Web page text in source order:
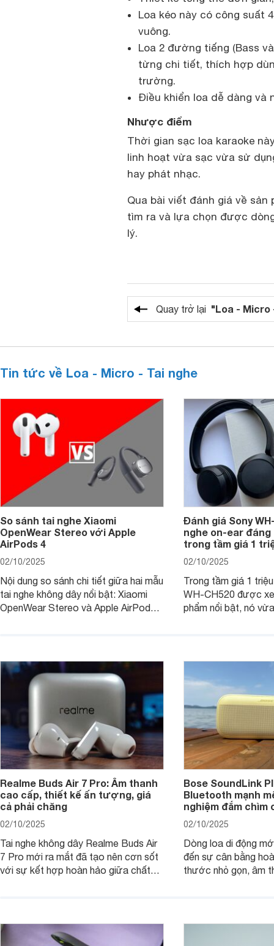
Loa kéo này có công suất
vuông.
Loa 2 đường tiếng (Bass
từng chi tiết, thích hợp
trường.
Điều khiển loa dễ dàng và
Nhược điểm
Thời gian sạc loa karaoke
linh hoạt vừa sạc vừa sử
hay phát nhạc.
Qua bài viết đánh giá về sản
tìm ra và lựa chọn được
lý.
Quay trở lại "Loa - Micro
Tin tức về Loa - Micro - Tai nghe
So sánh tai nghe Xiaomi
OpenWear Stereo với Apple
AirPods 4
02/10/2025
Nội dung so sánh chi tiết giữa hai mẫu
tai nghe không dây nổi bật: Xiaomi
OpenWear Stereo và Apple AirPods 4
phẩm chất lượng cao, nhưng hướng
tới đối tượng khách hàng khác nhau.
Đánh giá Sony
nghe on-ear đáng
trong tầm giá 1
02/10/2025
Trong tầm giá 1
WH-CH520 được
phẩm nổi bật, nó
Realme Buds Air 7 Pro: Âm thanh
cao cấp, thiết kế ấn tượng, giá
cả phải chăng
02/10/2025
Tai nghe không dây Realme Buds Air
7 Pro mới ra mắt đã tạo nên cơn sốt
với sự kết hợp hoàn hảo giữa chất
Bose SoundLink
Bluetooth mạnh
nghiệm đắm chìm
02/10/2025
Dòng loa di động
đến sự cân bằng
thước nhỏ gọn, âm